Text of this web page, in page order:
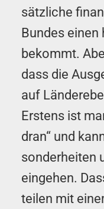
sätz­liche
Bundes
bekommt.
dass die
auf
Erstens ist
dran“ und
sonder­heiten
eingehen.
teilen mit